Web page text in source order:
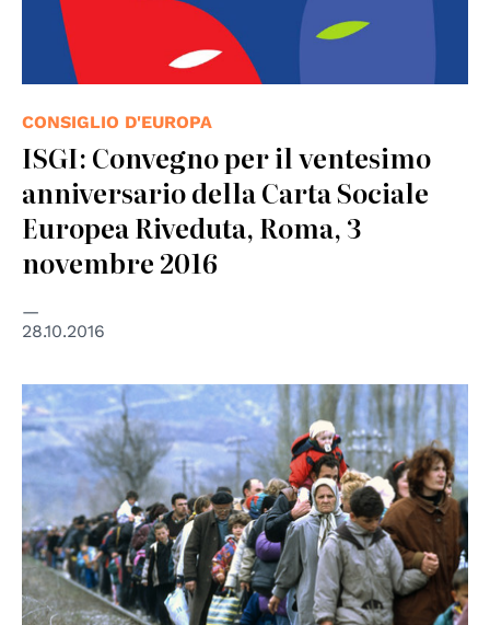
CONSIGLIO D'EUROPA
ISGI: Convegno per il ventesimo
anniversario della Carta Sociale
Europea Riveduta, Roma, 3
novembre 2016
28.10.2016
© UN Photo